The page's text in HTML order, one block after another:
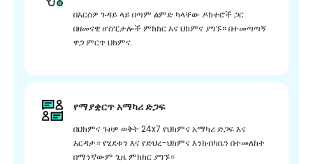
በእርስዎ ጉዳይ ላይ በጣም ልምድ ካላቸው ዶክተሮች ጋር
በዘመናዊ ሆስፒታሎች ምክክር እና ህክምና ያግኙ። በተመጣጣኝ
ዋጋ ምርጥ ህክምና.
የማያቋርጥ አማካሪ ድጋፍ
በህክምና ጉዞዎ ወቅት 24x7 የህክምና አማካሪ ድጋፍ እና
እርዳታ። የሂደቱን እና የድህረ-ህክምና እንክብካቤን በተመለከተ
በማንኛውም ጊዜ ምክክር ያግኙ።